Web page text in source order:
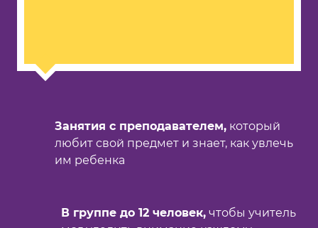
Занятия с преподавателем, который
любит свой предмет и знает, как увлечь
им ребенка
В группе до 12 человек,чтобы учитель